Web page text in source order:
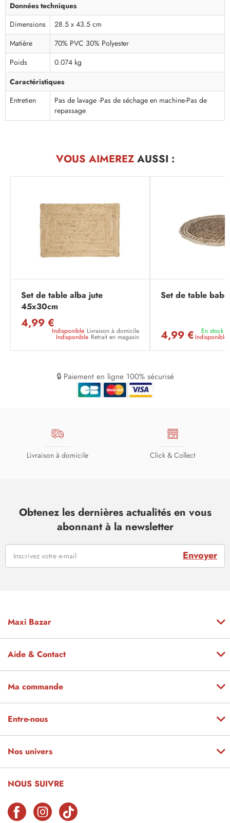
Données techniques
Dimensions
28.5 x 43.5 cm
Matière
70% PVC 30% Polyester
Poids
0.074 kg
Caractéristiques
Entretien
Pas de lavage -Pas de séchage en machine-Pas de
repassage
VOUS AIMEREZAUSSI :
Set de table alba jute
45x30cm
4,99 €
Indisponible Livraison à domicile
Indisponible Retrait en magasin
Set de table
4,99 € En stock
Indisponible
🔒 Paiement en ligne 100% sécurisé
Livraison à domicile Click & Collect
Obtenez les dernières actualités en vous
abonnant à la newsletter
Envoyer
Maxi Bazar
Aide & Contact
Ma commande
Entre-nous
Nos univers
NOUS SUIVRE